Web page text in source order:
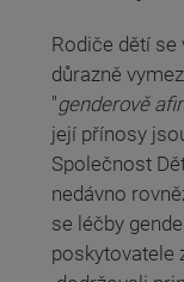
Rodiče dětí
důrazně
"genderově
její přínosy
Společnost
nedávno
se léčby
poskytovatele